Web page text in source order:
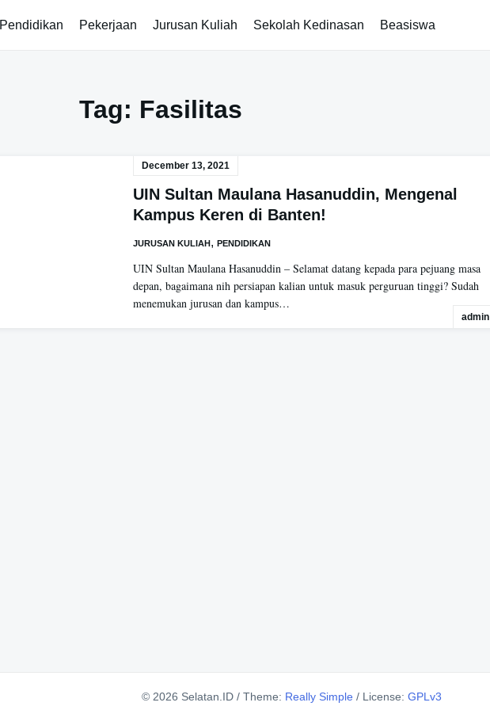
Pendidikan Pekerjaan Jurusan Kuliah Sekolah Kedinasan Beasiswa
Tag: Fasilitas
December 13, 2021
UIN Sultan Maulana Hasanuddin, Mengenal
Kampus Keren di Banten!
JURUSAN KULIAH, PENDIDIKAN
UIN Sultan Maulana Hasanuddin – Selamat datang kepada para pejuang masa
depan, bagaimana nih persiapan kalian untuk masuk perguruan tinggi? Sudah
menemukan jurusan dan kampus…
admin
© 2026 Selatan.ID / Theme: Really Simple / License: GPLv3